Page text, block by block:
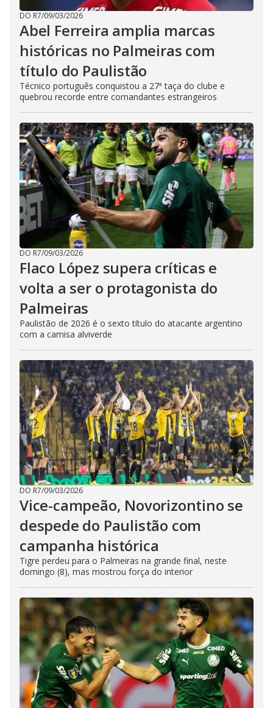
DO R7/09/03/2026
Abel Ferreira amplia marcas
históricas no Palmeiras com
título do Paulistão
Técnico português conquistou a 27ª taça do clube e
quebrou recorde entre comandantes estrangeiros
DO R7/09/03/2026
Flaco López supera críticas e
volta a ser o protagonista do
Palmeiras
Paulistão de 2026 é o sexto título do atacante argentino
com a camisa alviverde
DO R7/09/03/2026
Vice-campeão, Novorizontino se
despede do Paulistão com
campanha histórica
Tigre perdeu para o Palmeiras na grande final, neste
domingo (8), mas mostrou força do interior